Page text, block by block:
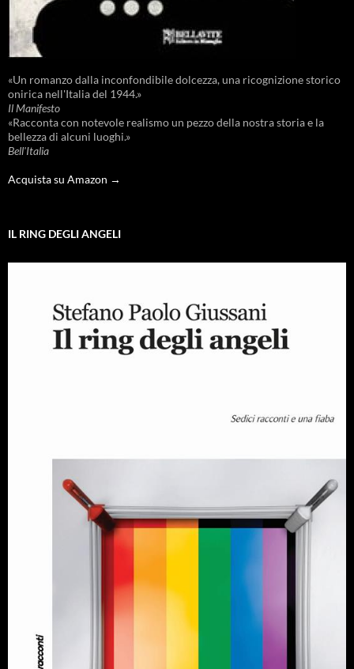
«Un romanzo dalla inconfondibile dolcezza, una ricognizione storico
onirica nell'Italia del 1944.»
Il Manifesto
«Racconta con notevole realismo un pezzo della nostra storia e la
bellezza di alcuni luoghi.»
Bell'Italia
Acquista su Amazon →
IL RING DEGLI ANGELI